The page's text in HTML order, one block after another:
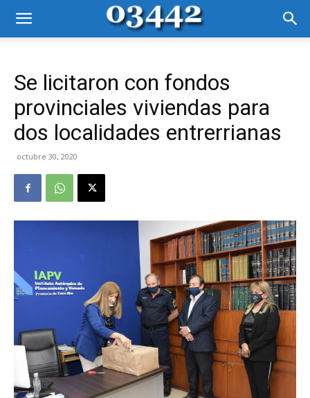
Se licitaron con fondos
provinciales viviendas para
dos localidades entrerrianas
octubre 30, 2020